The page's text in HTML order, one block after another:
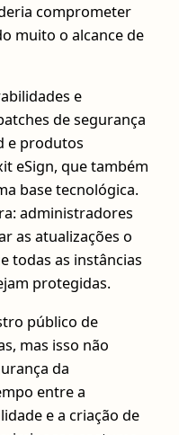
comprometer
muito o alcance de
e
de segurança
e produtos
eSign, que também
base tecnológica.
administradores
as atualizações o
todas as instâncias
protegidas.
público de
mas isso não
da
entre a
e a criação de